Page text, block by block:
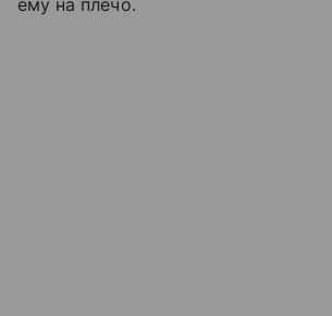
ему на плечо.